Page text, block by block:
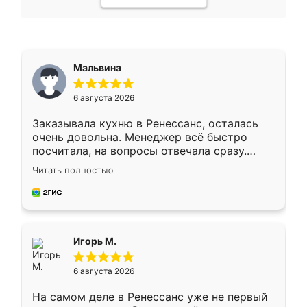
Мальвина
6 августа 2026
Заказывала кухню в Ренессанс, осталась
очень довольна. Менеджер всё быстро
посчитала, на вопросы отвечала сразу.
Замерщик приехал в субботу, подошёл к
делу со всей ответственностью. Собрали
за день, ребята работали аккуратно, даже
Читать полностью
Игорь М.
6 августа 2026
На самом деле в Ренессанс уже не первый